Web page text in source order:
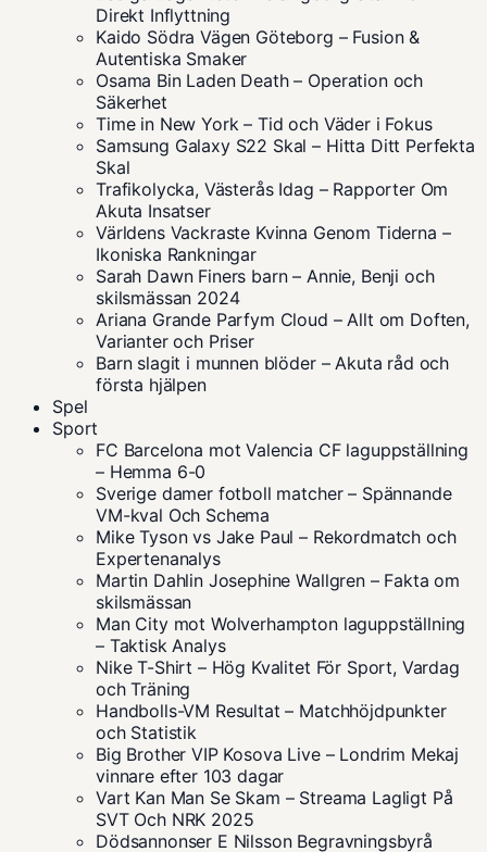
Direkt Inflyttning
Kaido Södra Vägen Göteborg – Fusion &
Autentiska Smaker
Osama Bin Laden Death – Operation och
Säkerhet
Time in New York – Tid och Väder i Fokus
Samsung Galaxy S22 Skal – Hitta Ditt Perfekta
Skal
Trafikolycka, Västerås Idag – Rapporter Om
Akuta Insatser
Världens Vackraste Kvinna Genom Tiderna –
Ikoniska Rankningar
Sarah Dawn Finers barn – Annie, Benji och
skilsmässan 2024
Ariana Grande Parfym Cloud – Allt om Doften,
Varianter och Priser
Barn slagit i munnen blöder – Akuta råd och
första hjälpen
Spel
Sport
FC Barcelona mot Valencia CF laguppställning
– Hemma 6-0
Sverige damer fotboll matcher – Spännande
VM-kval Och Schema
Mike Tyson vs Jake Paul – Rekordmatch och
Expertenanalys
Martin Dahlin Josephine Wallgren – Fakta om
skilsmässan
Man City mot Wolverhampton laguppställning
– Taktisk Analys
Nike T-Shirt – Hög Kvalitet För Sport, Vardag
och Träning
Handbolls-VM Resultat – Matchhöjdpunkter
och Statistik
Big Brother VIP Kosova Live – Londrim Mekaj
vinnare efter 103 dagar
Vart Kan Man Se Skam – Streama Lagligt På
SVT Och NRK 2025
Dödsannonser E Nilsson Begravningsbyrå